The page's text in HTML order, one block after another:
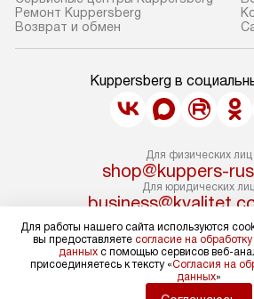
Ремонт Kuppersberg
Возврат и обмен
Kuppersberg в
Для физических лиц
shop@kuppers-
Для юридических лиц
НАПИСАТЬ
Политика
Для работы нашего сайта используются
вы предоставляете согласие на
данных с помощью сервисов веб-
присоединяетесь к тексту «Согласия на
данных»